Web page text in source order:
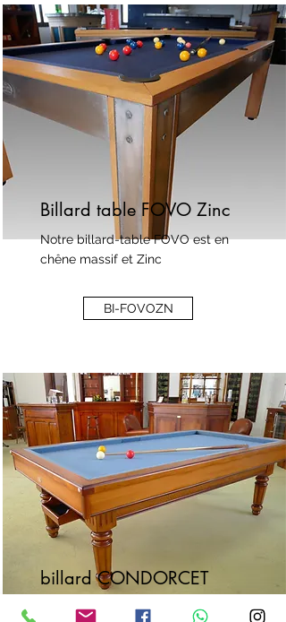
Billard table FOVO Zinc
Notre billard-table FOVO est en
chêne massif et Zinc
BI-FOVOZN
billard CONDORCET
Billard modèle CONDORCET